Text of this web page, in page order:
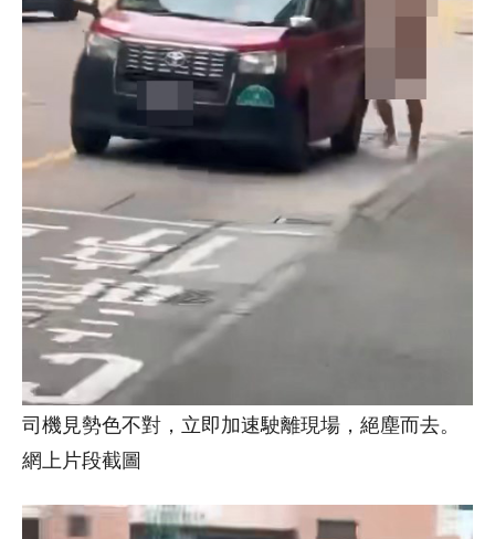
司機見勢色不對，立即加速駛離現場，絕塵而去。
網上片段截圖